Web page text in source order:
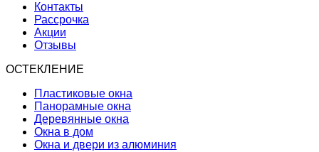
Контакты
Рассрочка
Акции
Отзывы
ОСТЕКЛЕНИЕ
Пластиковые окна
Панорамные окна
Деревянные окна
Окна в дом
Окна и двери из алюминия